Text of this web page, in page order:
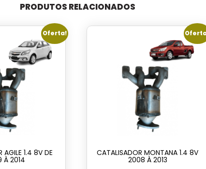
PRODUTOS RELACIONADOS
Oferta!
AGILE 1.4 8V DE
À 2014
CATALISADOR MONTANA 1.4 8V
2008 À 2013